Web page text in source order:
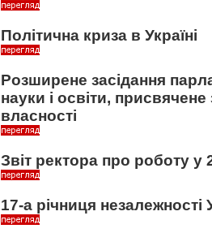
Політична криза в Україні
Розширене засідання
науки і освіти,
власності
Звіт ректора про роботу
17-а річниця незалежності